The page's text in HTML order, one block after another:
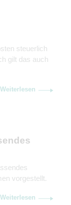
steuerlich
gilt das auch
Weiterlesen
vorgestellt.
Weiterlesen